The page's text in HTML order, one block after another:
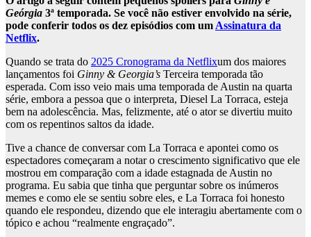
Geórgia 3ª temporada. Se você não estiver envolvido na série,
pode conferir todos os dez episódios com umAssinatura da
Netflix.
Quando se trata do 2025 Cronograma da Netflixum dos maiores
lançamentos foi Ginny & Georgia’s Terceira temporada tão
esperada. Com isso veio mais uma temporada de Austin na quarta
série, embora a pessoa que o interpreta, Diesel La Torraca, esteja
bem na adolescência. Mas, felizmente, até o ator se divertiu muito
com os repentinos saltos da idade.
Tive a chance de conversar com La Torraca e apontei como os
espectadores começaram a notar o crescimento significativo que ele
mostrou em comparação com a idade estagnada de Austin no
programa. Eu sabia que tinha que perguntar sobre os inúmeros
memes e como ele se sentiu sobre eles, e La Torraca foi honesto
quando ele respondeu, dizendo que ele interagiu abertamente com o
tópico e achou “realmente engraçado”.